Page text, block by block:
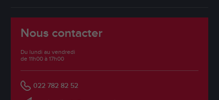
Nous contacter
Du lundi au vendredi
de 11h00 à 17h00
022 782 82 52